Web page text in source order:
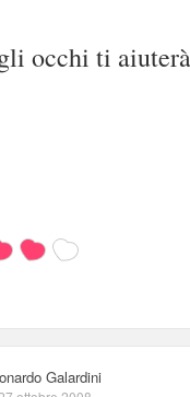
occhi ti
Galardini